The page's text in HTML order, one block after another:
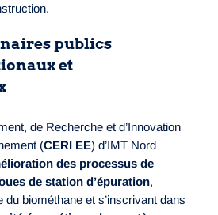
publics
et
de Recherche et d’Innovation
(CERI EE) d’IMT Nord
des processus de
de station d’épuration,
du biométhane et s’inscrivant dans